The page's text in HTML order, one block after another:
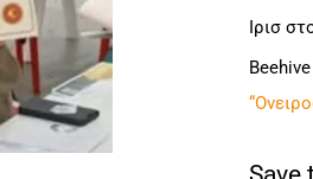
Ιρισ
Beehive